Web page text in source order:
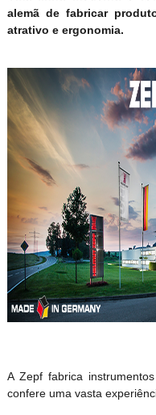
alemã de fabricar
atrativo e ergonomia.
A Zepf fabrica
confere uma vasta